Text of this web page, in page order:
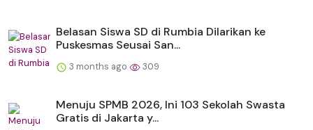
Belasan Siswa SD di Rumbia Dilarikan ke
Puskesmas Seusai San...
3 months ago 309
Menuju SPMB 2026, Ini 103 Sekolah Swasta
Gratis di Jakarta y...